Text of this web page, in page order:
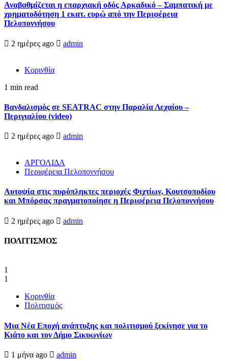
Αναβαθμίζεται η επαρχιακή οδός Αρκαδικό – Σαμπατική με
χρηματοδότηση 1 εκατ. ευρώ από την Περιφέρεια
Πελοποννήσου
2 ημέρες ago admin
Κορινθία
1 min read
Βανδαλισμός σε SEATRAC στην Παραλία Λεχαίου –
Περιγιαλίου (video)
2 ημέρες ago admin
ΑΡΓΟΛΙΔΑ
Περιφέρεια Πελοποννήσου
Αυτοψία στις πυρόπληκτες περιοχές Φιχτίων, Κουτσοποδίου
και Μπόρσας πραγματοποίησε η Περιφέρεια Πελοποννήσου
2 ημέρες ago admin
ΠΟΛΙΤΙΣΜΟΣ
1
1
Κορινθία
Πολιτισμός
Μια Νέα Εποχή ανάπτυξης και πολιτισμού ξεκίνησε για το
Κιάτο και τον Δήμο Σικυωνίων
1 μήνα ago admin